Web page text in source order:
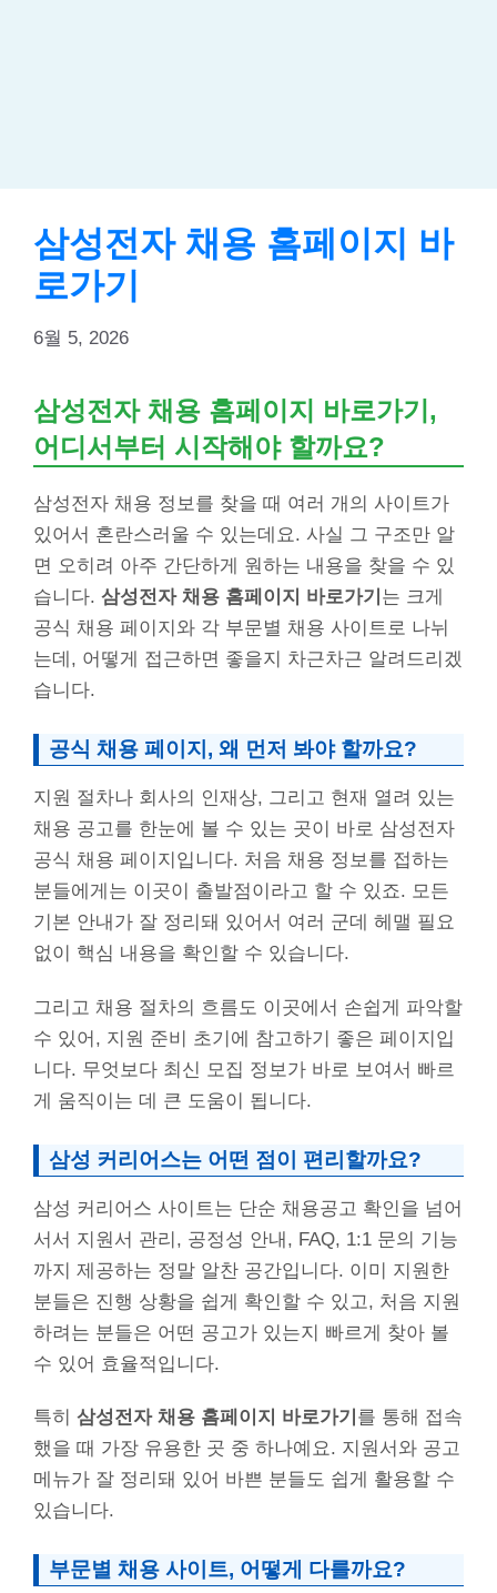
삼성전자 채용 홈페이지 바
로가기
6월 5, 2026
삼성전자 채용 홈페이지 바로가기,
어디서부터 시작해야 할까요?
삼성전자 채용 정보를 찾을 때 여러 개의 사이트가
있어서 혼란스러울 수 있는데요. 사실 그 구조만 알
면 오히려 아주 간단하게 원하는 내용을 찾을 수 있
습니다. 삼성전자 채용 홈페이지 바로가기 는 크게
공식 채용 페이지와 각 부문별 채용 사이트로 나뉘
는데, 어떻게 접근하면 좋을지 차근차근 알려드리겠
습니다.
공식 채용 페이지, 왜 먼저 봐야 할까요?
지원 절차나 회사의 인재상, 그리고 현재 열려 있는
채용 공고를 한눈에 볼 수 있는 곳이 바로 삼성전자
공식 채용 페이지입니다. 처음 채용 정보를 접하는
분들에게는 이곳이 출발점이라고 할 수 있죠. 모든
기본 안내가 잘 정리돼 있어서 여러 군데 헤맬 필요
없이 핵심 내용을 확인할 수 있습니다.
그리고 채용 절차의 흐름도 이곳에서 손쉽게 파악할
수 있어, 지원 준비 초기에 참고하기 좋은 페이지입
니다. 무엇보다 최신 모집 정보가 바로 보여서 빠르
게 움직이는 데 큰 도움이 됩니다.
삼성 커리어스는 어떤 점이 편리할까요?
삼성 커리어스 사이트는 단순 채용공고 확인을 넘어
서서 지원서 관리, 공정성 안내, FAQ, 1:1 문의 기능
까지 제공하는 정말 알찬 공간입니다. 이미 지원한
분들은 진행 상황을 쉽게 확인할 수 있고, 처음 지원
하려는 분들은 어떤 공고가 있는지 빠르게 찾아 볼
수 있어 효율적입니다.
특히 삼성전자 채용 홈페이지 바로가기 를 통해 접속
했을 때 가장 유용한 곳 중 하나예요. 지원서와 공고
메뉴가 잘 정리돼 있어 바쁜 분들도 쉽게 활용할 수
있습니다.
부문별 채용 사이트, 어떻게 다를까요?